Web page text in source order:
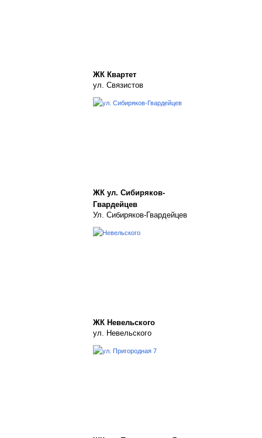
ЖК Квартет
ул. Связистов
ЖК ул. Сибиряков-
Гвардейцев
Ул. Сибиряков-Гвардейцев
ЖК Невельского
ул. Невельского